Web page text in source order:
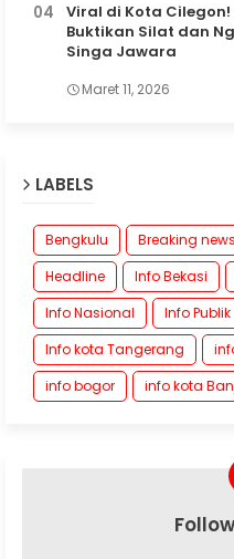
Viral di Kota
Buktikan Silat dan
Singa Jawara
Maret 11, 2026
LABELS
Bengkulu Breaking news
Headline
Info Bekasi
Info Nasional
Info Publik
Info kota Tangerang
info bogor
info kota